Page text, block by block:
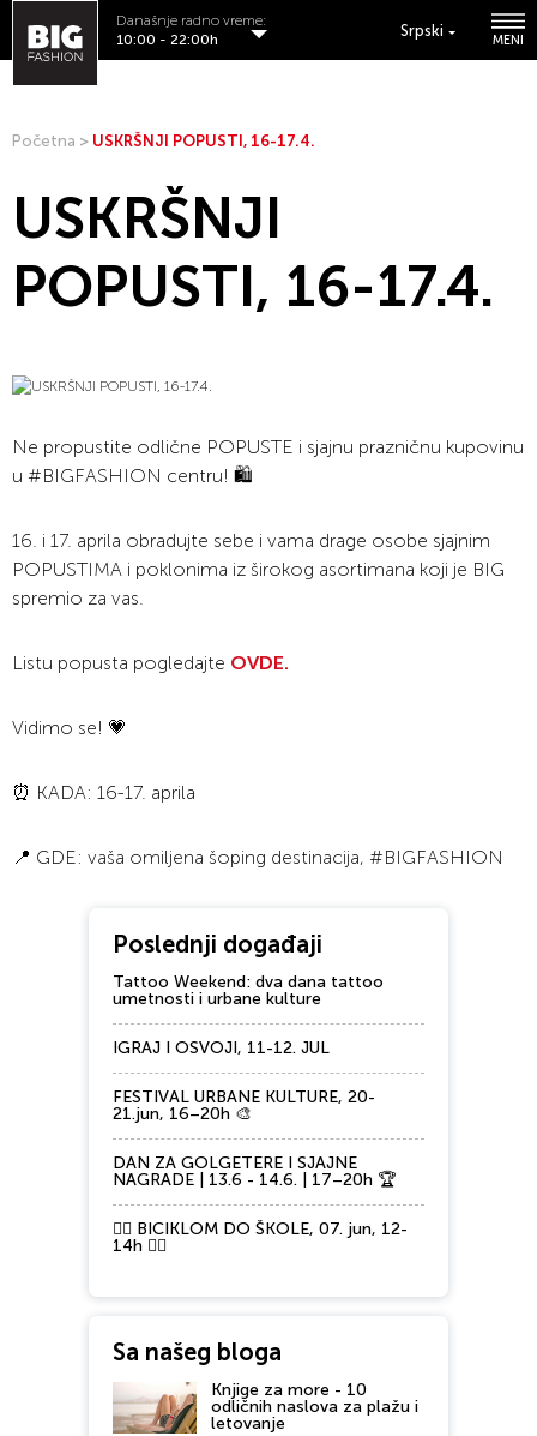
Srpski
MENI
Današnje radno vreme:
10:00 - 22:00h
Početna > USKRŠNJI POPUSTI, 16-17.4.
USKRŠNJI
POPUSTI, 16-17.4.
Ne propustite odlične POPUSTE i sjajnu prazničnu kupovinu
u #BIGFASHION centru! 🛍
16. i 17. aprila obradujte sebe i vama drage osobe sjajnim
POPUSTIMA i poklonima iz širokog asortimana koji je BIG
spremio za vas.
Listu popusta pogledajte OVDE.
Vidimo se! 💗
⏰ KADA: 16-17. aprila
📍 GDE: vaša omiljena šoping destinacija, #BIGFASHION
Poslednji događaji
Tattoo Weekend: dva dana tattoo
umetnosti i urbane kulture
IGRAJ I OSVOJI, 11-12. JUL
FESTIVAL URBANE KULTURE, 20-
21.jun, 16–20h 🎨
DAN ZA GOLGETERE I SJAJNE
NAGRADE | 13.6 - 14.6. | 17–20h 🏆
🚴‍♂️ BICIKLOM DO ŠKOLE, 07. jun, 12-
14h 🚴‍♀️
Sa našeg bloga
Knjige za more - 10
odličnih naslova za plažu i
letovanje